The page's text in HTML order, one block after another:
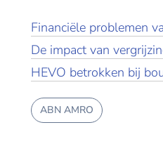
Financiële problemen
De impact van
HEVO betrokken bij
ABN AMRO